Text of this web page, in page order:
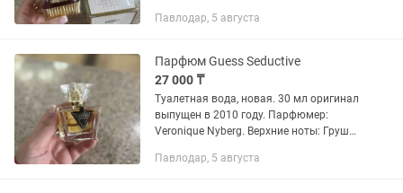
крем, Персик, Цветок апельсина и
Павлодар, 5 августа
Парфюм Guess Seductive
27 000 ₸
Туалетная вода, новая. 30 мл оригинал
выпущен в 2010 году. Парфюмер:
Veronique Nyberg. Верхние ноты: Груша,
средние ноты: Жасмин, Африканский
Павлодар, 5 августа